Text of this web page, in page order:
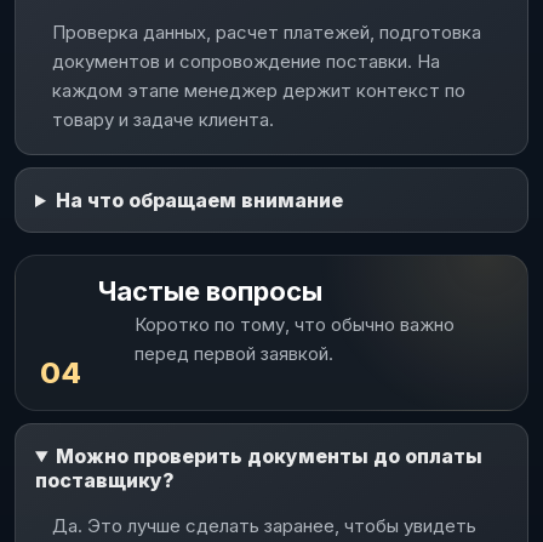
Проверка данных, расчет платежей, подготовка
документов и сопровождение поставки. На
каждом этапе менеджер держит контекст по
товару и задаче клиента.
На что обращаем внимание
04
Частые вопросы
Коротко по тому, что обычно важно
перед первой заявкой.
Можно проверить документы до оплаты
поставщику?
Да. Это лучше сделать заранее, чтобы увидеть